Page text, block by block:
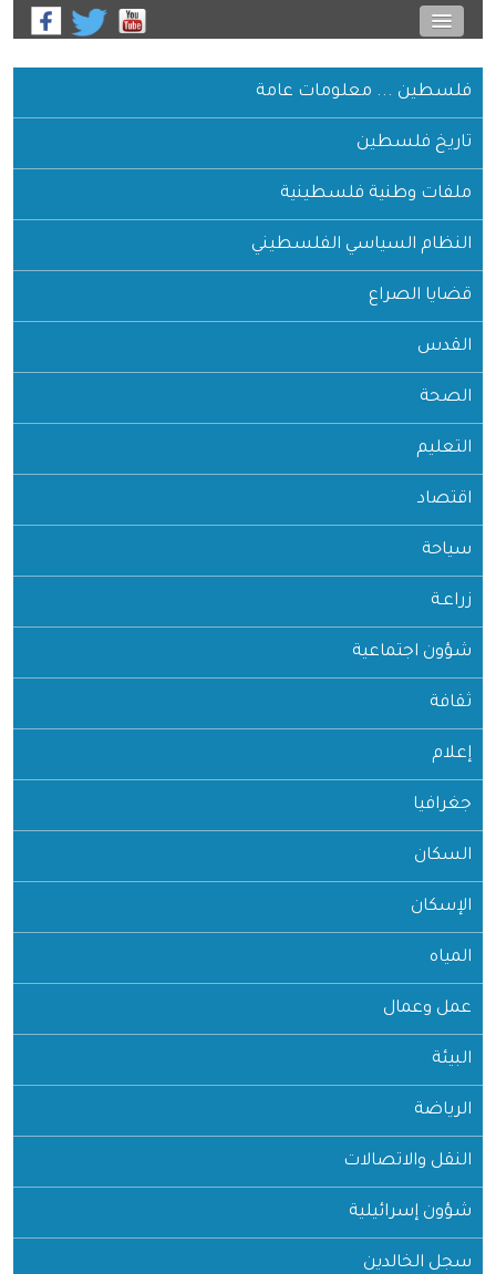
فلسطين ... معلومات عامة
تاريخ فلسطين
ملفات وطنية فلسطينية
النظام السياسي الفلسطيني
قضايا الصراع
القدس
الصحة
التعليم
اقتصاد
سياحة
زراعـة
شؤون اجتماعية
ثقافة
إعلام
جغرافيا
السكان
الإسكان
المياه
عمل وعمال
البيئة
الرياضة
النقل والاتصالات
شؤون إسرائيلية
سجل الخالدين